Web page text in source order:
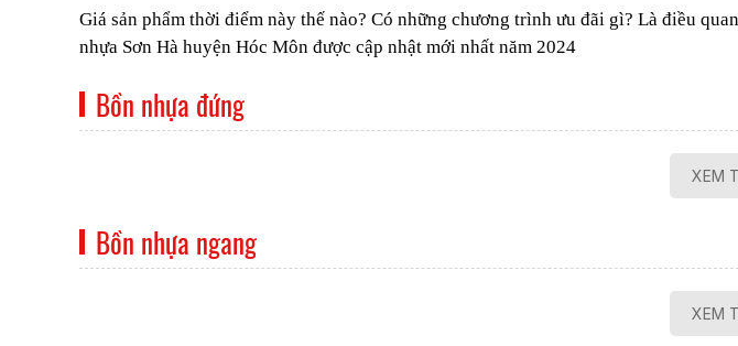
Giá sản phẩm thời điểm này thế nào? Có những chương trình ưu đãi gì? Là điều
nhựa Sơn Hà huyện Hóc Môn được cập nhật mới nhất năm 2024
Bồn nhựa đứng
XEM
Bồn nhựa ngang
XEM